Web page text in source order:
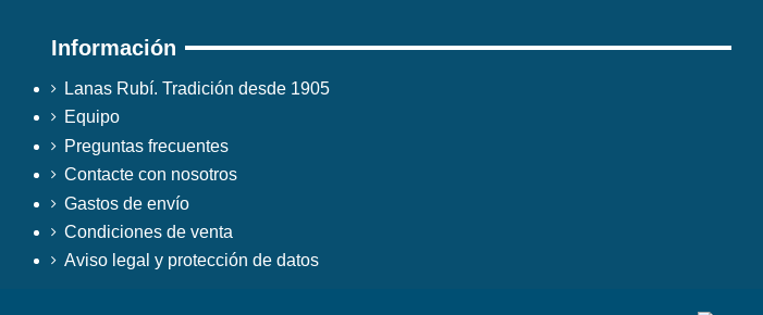
Información
Lanas Rubí. Tradición desde 1905
Equipo
Preguntas frecuentes
Contacte con nosotros
Gastos de envío
Condiciones de venta
Aviso legal y protección de datos